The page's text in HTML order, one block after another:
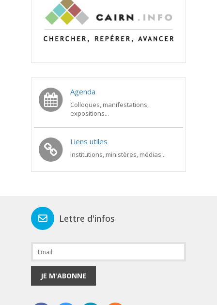
Agenda
Colloques, manifestations,
expositions...
Liens utiles
Institutions, ministères, médias...
Lettre d'infos
JE M'ABONNE